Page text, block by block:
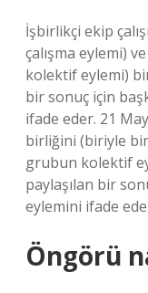
İşbirlikçi ekip
çalışma eylemi)
kolektif eylemi)
bir sonuç için
ifade eder. 21
birliğini (biriyle
grubun kolektif
paylaşılan bir
eylemini ifade
Öngörü